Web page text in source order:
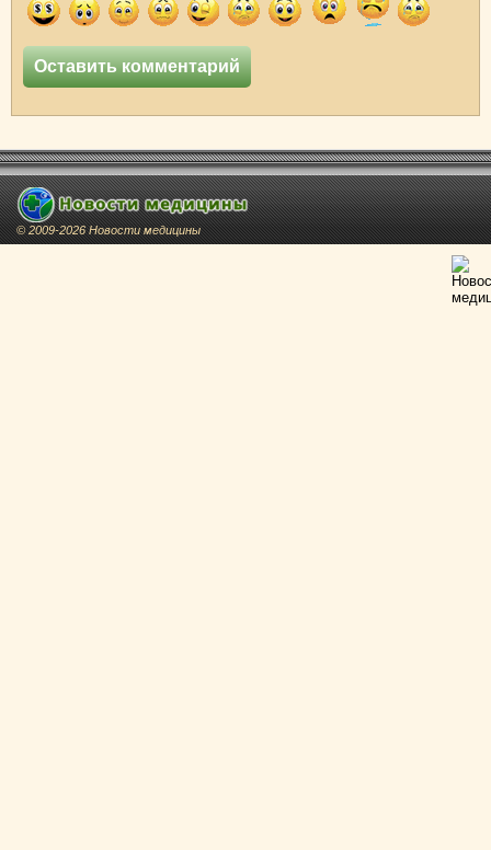
© 2009-2026 Новости медицины